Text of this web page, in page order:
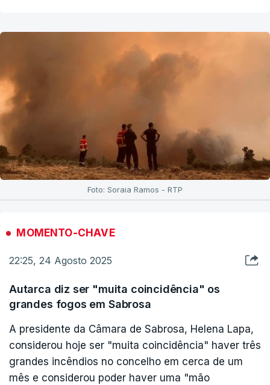
Foto: Soraia Ramos - RTP
MOMENTO-CHAVE
22:25, 24 Agosto 2025
Autarca diz ser "muita coincidência" os
grandes fogos em Sabrosa
A presidente da Câmara de Sabrosa, Helena Lapa,
considerou hoje ser "muita coincidência" haver três
grandes incêndios no concelho em cerca de um
mês e considerou poder haver uma "mão